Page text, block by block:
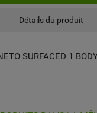
Détails du produit
SURFACED 1